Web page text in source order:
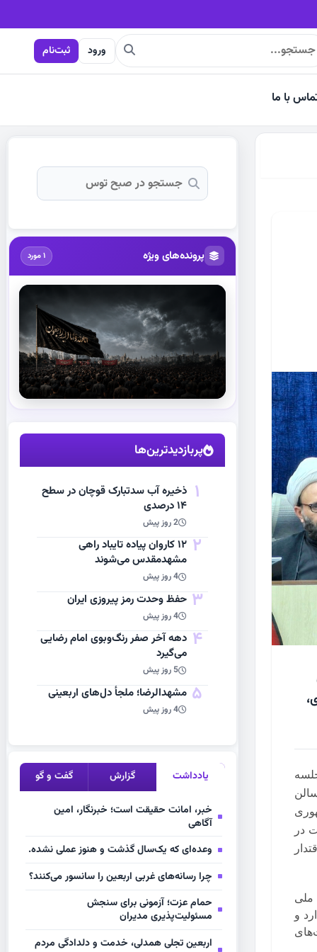
ورود ثبت‌نام
با ما
در
ملی
و
پرونده‌های ویژه 1 مورد
مشاهده اخبار
پربازدیدترین‌ها
1 ذخیره آب سدتبارک قوچان در سطح
۱۴ درصدی
2 روز پیش
2
۱۲ کاروان پیاده تایباد راهی
مشهدمقدس می‌شوند
4 روز پیش
3 حفظ وحدت رمز پیروزی ایران
4 روز پیش
4 دهه آخر صفر رنگ‌وبوی امام رضایی
می‌گیرد
5 روز پیش
5 مشهد‌الرضا؛ ملجأ دل‌های اربعینی
4 روز پیش
یادداشت گزارش گفت و گو
خبر، امانت حقیقت است؛ خبرنگار، امین
آگاهی
وعده‌ای که یک‌سال گذشت و هنوز عملی نشده.
چرا رسانه‌های غربی اربعین را سانسور می‌کنند؟
حمام عزت؛ آزمونی برای سنجش
مسئولیت‌پذیری مدیران
اربعین تجلی همدلی، خدمت و دلدادگی مردم